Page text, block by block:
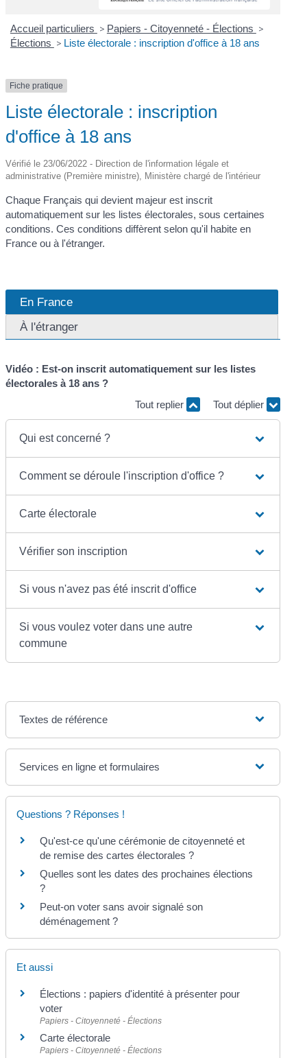
Accueil particuliers > Papiers - Citoyenneté - Élections >
Élections > Liste électorale : inscription d'office à 18 ans
Fiche pratique
Liste électorale : inscription
d'office à 18 ans
Vérifié le 23/06/2022 - Direction de l'information légale et
administrative (Première ministre), Ministère chargé de l'intérieur
Chaque Français qui devient majeur est inscrit
automatiquement sur les listes électorales, sous certaines
conditions. Ces conditions diffèrent selon qu'il habite en
France ou à l'étranger.
En France
À l'étranger
Vidéo : Est-on inscrit automatiquement sur les listes
électorales à 18 ans ?
Tout replier
Tout déplier
Qui est concerné ?
Comment se déroule l'inscription d'office ?
Carte électorale
Vérifier son inscription
Si vous n'avez pas été inscrit d'office
Si vous voulez voter dans une autre
commune
Textes de référence
Services en ligne et formulaires
Questions ? Réponses !
Qu'est-ce qu'une cérémonie de citoyenneté et
de remise des cartes électorales ?
Quelles sont les dates des prochaines élections
?
Peut-on voter sans avoir signalé son
déménagement ?
Et aussi
Élections : papiers d'identité à présenter pour
voter
Papiers - Citoyenneté - Élections
Carte électorale
Papiers - Citoyenneté - Élections